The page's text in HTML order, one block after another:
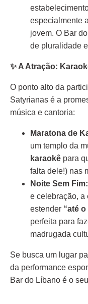
especialmente
jovem. O Bar
de pluralidade
✨A Atração:
O ponto alto da
Satyrianas é a
música e cantoria:
Maratona de
um templo da
karaokê para
falta dele!) nas
Noite Sem Fim:
e celebração, a
estender “até
perfeita para
madrugada
Se busca um lugar
da performance
Bar do Líbano é o